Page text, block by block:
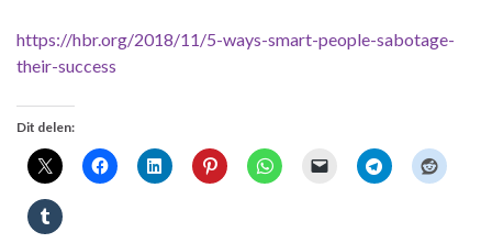
https://hbr.org/2018/11/5-ways-smart-people-sabotage-
their-success
Dit delen: